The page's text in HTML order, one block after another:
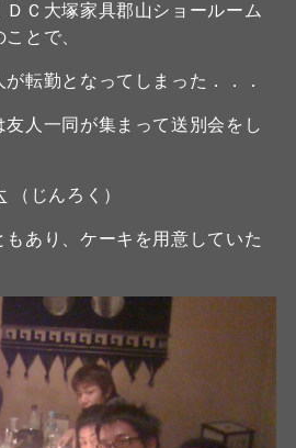
ＤＣ大塚家具郡山ショールーム
とで、
転勤となってしまった．．．
友人一同が集まって送別会をし
（じんろく）
もあり、ケーキを用意していた